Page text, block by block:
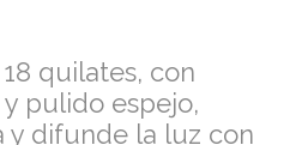
quilates, con
pulido espejo,
y difunde la luz con